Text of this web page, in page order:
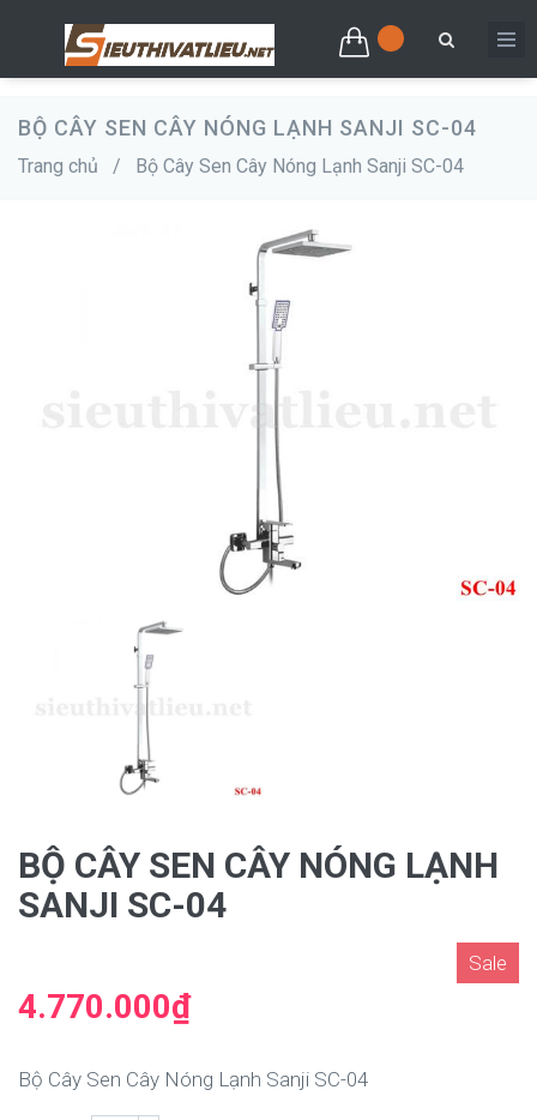
BỘ CÂY SEN CÂY NÓNG LẠNH SANJI SC-04
Trang chủ / Bộ Cây Sen Cây Nóng Lạnh Sanji SC-04
BỘ CÂY SEN CÂY NÓNG LẠNH
SANJI SC-04
Sale
4.770.000₫
Bộ Cây Sen Cây Nóng Lạnh Sanji SC-04